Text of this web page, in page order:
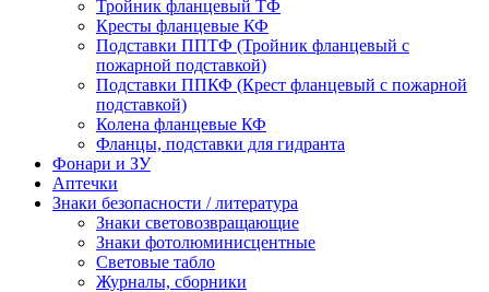
Тройник фланцевый ТФ
Кресты фланцевые КФ
Подставки ППТФ (Тройник фланцевый с
пожарной подставкой)
Подставки ППКФ (Крест фланцевый с пожарной
подставкой)
Колена фланцевые КФ
Фланцы, подставки для гидранта
Фонари и ЗУ
Аптечки
Знаки безопасности / литература
Знаки световозвращающие
Знаки фотолюминисцентные
Световые табло
Журналы, сборники